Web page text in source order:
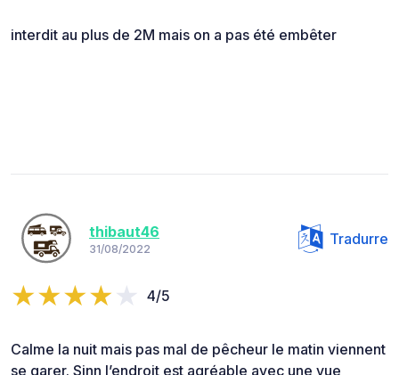
interdit au plus de 2M mais on a pas été embêter
thibaut46
31/08/2022
Tradurre
4/5
Calme la nuit mais pas mal de pêcheur le matin viennent
se garer. Sinn l’endroit est agréable avec une vue